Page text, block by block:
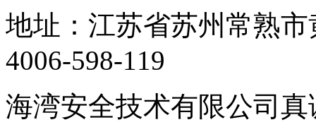
地址：江苏省苏州常熟
4006-598-119
海湾安全技术有限公司